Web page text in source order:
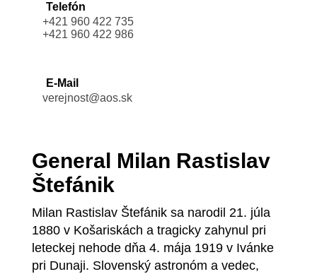
Telefón
+421 960 422 735
+421 960 422 986
E-Mail
verejnost@aos.sk
General Milan Rastislav
Štefánik
Milan Rastislav Štefánik sa narodil 21. júla
1880 v Košariskách a tragicky zahynul pri
leteckej nehode dňa 4. mája 1919 v Ivánke
pri Dunaji. Slovenský astronóm a vedec,